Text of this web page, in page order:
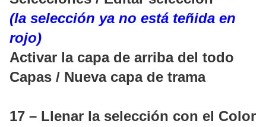
(la selección ya no está teñida en
rojo)
Activar la capa de arriba del todo
Capas / Nueva capa de trama
17 – Llenar la selección con el Color